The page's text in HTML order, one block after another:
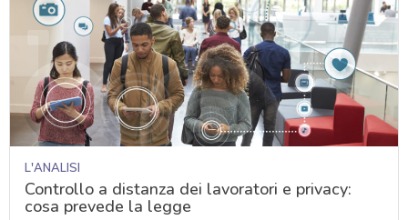
L'ANALISI
Controllo a distanza dei lavoratori e privacy:
cosa prevede la legge